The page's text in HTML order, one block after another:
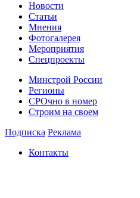
Новости
Статьи
Мнения
Фотогалерея
Мероприятия
Спецпроекты
Минстрой России
Регионы
СРОчно в номер
Строим на своем
Подписка Реклама
Контакты